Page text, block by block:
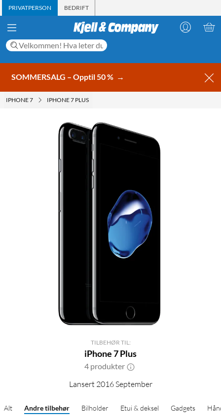
PRIVATPERSON BEDRIFT
SOMMERSALG – Opptil 50 % →
IPHONE 7 IPHONE 7 PLUS
TILBEHØR TIL:
iPhone 7 Plus
4 produkter
Lansert 2016 September
Alt Andre tilbehør Bilholder Etui & deksel Gadgets